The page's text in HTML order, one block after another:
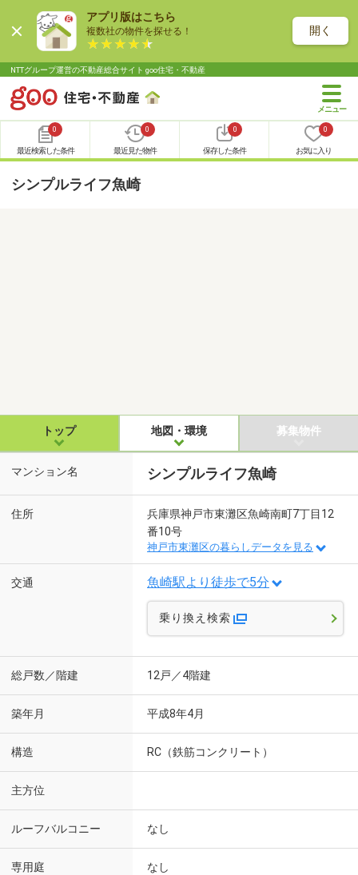
アプリ版はこちら
複数社の物件を探せる！ 開く
NTTグループ運営の不動産総合サイト goo住宅・不動産
0
最近検索した条件
0
最近見た物件
0
保存した条件
0
お気に入り
シンプルライフ魚崎
トップ 地図・環境 募集物件
マンション名 シンプルライフ魚崎
住所
兵庫県神戸市東灘区魚崎南町7丁目12
番10号
神戸市東灘区の暮らしデータを見る
交通 魚崎駅より徒歩で5分
乗り換え検索
総戸数／階建 12戸／4階建
築年月 平成8年4月
構造 RC（鉄筋コンクリート）
主方位
ルーフバルコニー なし
専用庭 なし